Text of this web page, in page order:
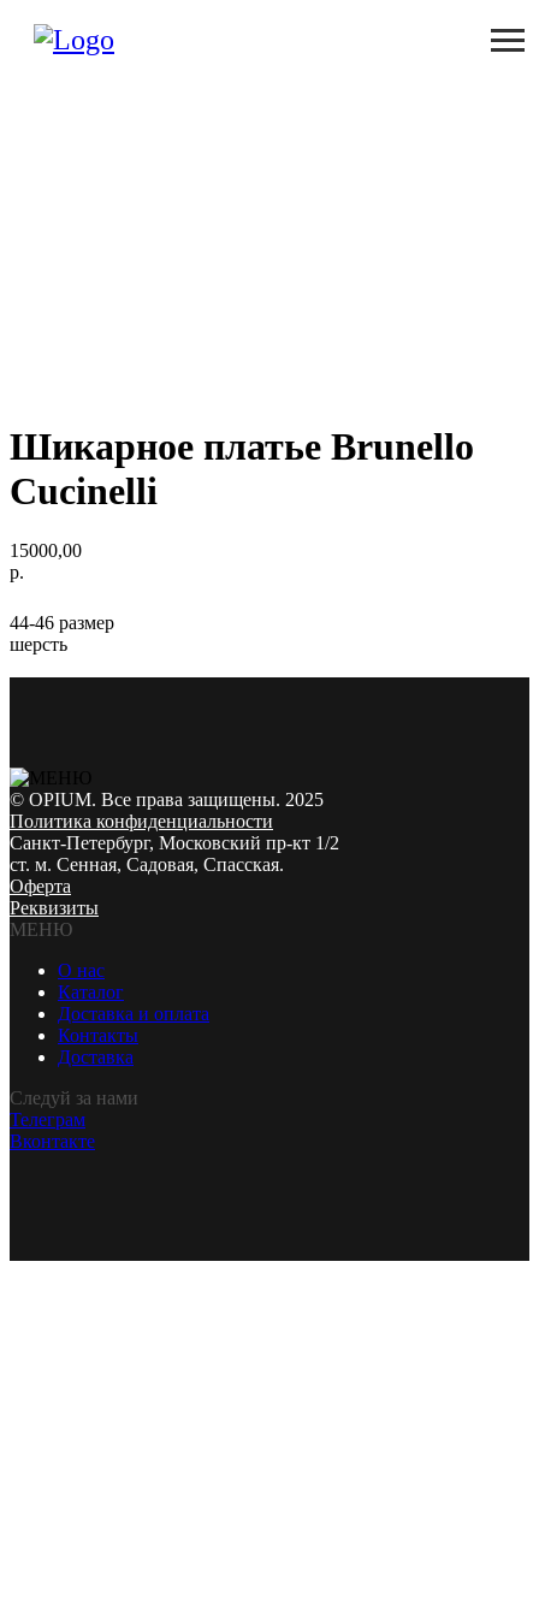
Шикарное платье Brunello
Cucinelli
15000,00
р.
44-46 размер
шерсть
© OPIUM. Все права защищены. 2025
Политика конфиденциальности
Санкт-Петербург, Московский пр-кт 1/2
ст. м. Сенная, Садовая, Спасская.
Оферта
Реквизиты
МЕНЮ
О нас
Каталог
Доставка и оплата
Контакты
Доставка
Следуй за нами
Телеграм
Вконтакте